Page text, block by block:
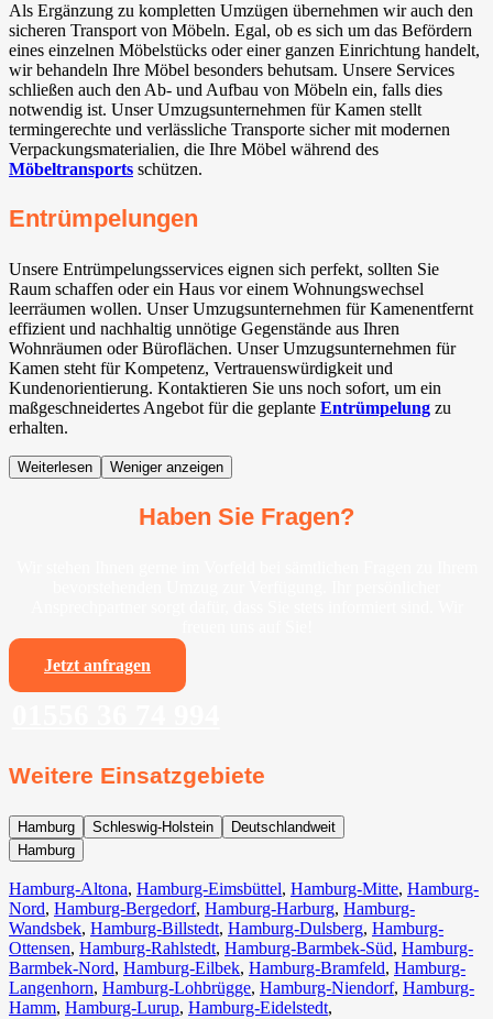
Als Ergänzung zu kompletten Umzügen übernehmen wir auch den
sicheren Transport von Möbeln. Egal, ob es sich um das Befördern
eines einzelnen Möbelstücks oder einer ganzen Einrichtung handelt,
wir behandeln Ihre Möbel besonders behutsam. Unsere Services
schließen auch den Ab- und Aufbau von Möbeln ein, falls dies
notwendig ist. Unser Umzugsunternehmen für Kamen stellt
termingerechte und verlässliche Transporte sicher mit modernen
Verpackungsmaterialien, die Ihre Möbel während des
Möbeltransports schützen.
Entrümpelungen
Unsere Entrümpelungsservices eignen sich perfekt, sollten Sie
Raum schaffen oder ein Haus vor einem Wohnungswechsel
leerräumen wollen. Unser Umzugsunternehmen für Kamenentfernt
effizient und nachhaltig unnötige Gegenstände aus Ihren
Wohnräumen oder Büroflächen. Unser Umzugsunternehmen für
Kamen steht für Kompetenz, Vertrauenswürdigkeit und
Kundenorientierung. Kontaktieren Sie uns noch sofort, um ein
maßgeschneidertes Angebot für die geplante Entrümpelung zu
erhalten.
Weiterlesen Weniger anzeigen
Haben Sie Fragen?
Jetzt anfragen
Weitere Einsatzgebiete
Hamburg Schleswig-Holstein
Deutschlandweit
Hamburg
Hamburg-Altona, Hamburg-Eimsbüttel, Hamburg-Mitte, Hamburg-
Nord, Hamburg-Bergedorf, Hamburg-Harburg, Hamburg-
Wandsbek, Hamburg-Billstedt, Hamburg-Dulsberg, Hamburg-
Ottensen, Hamburg-Rahlstedt, Hamburg-Barmbek-Süd, Hamburg-
Barmbek-Nord, Hamburg-Eilbek, Hamburg-Bramfeld, Hamburg-
Langenhorn, Hamburg-Lohbrügge, Hamburg-Niendorf, Hamburg-
Hamm, Hamburg-Lurup, Hamburg-Eidelstedt,